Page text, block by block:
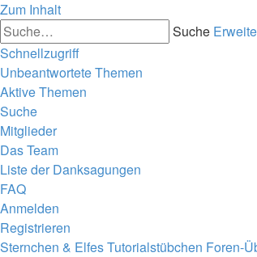
Zum Inhalt
Suche
Schnellzugriff
Unbeantwortete Themen
Aktive Themen
Suche
Mitglieder
Das Team
Liste der Danksagungen
FAQ
Anmelden
Registrieren
Sternchen & Elfes Tutorialstübchen Foren-